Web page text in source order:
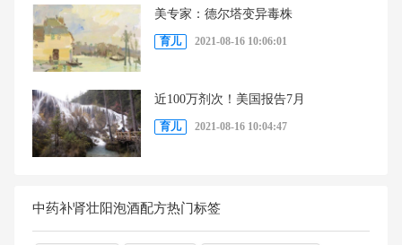
美专家：德尔塔变异毒株
育儿 2021-08-16 10:06:01
近100万剂次！美国报告7月
育儿 2021-08-16 10:04:47
中药补肾壮阳泡酒配方热门标签